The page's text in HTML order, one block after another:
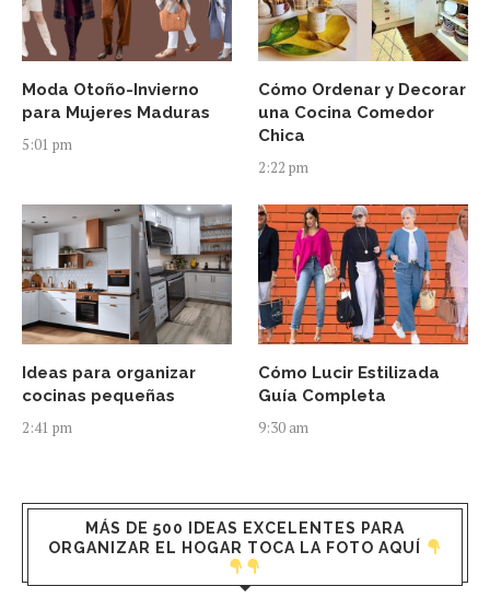
Moda Otoño-Invierno
para Mujeres Maduras
5:01 pm
Cómo Ordenar y Decorar
una Cocina Comedor
Chica
2:22 pm
Ideas para organizar
cocinas pequeñas
2:41 pm
Cómo Lucir Estilizada
Guía Completa
9:30 am
MÁS DE 500 IDEAS EXCELENTES PARA
ORGANIZAR EL HOGAR TOCA LA FOTO AQUÍ